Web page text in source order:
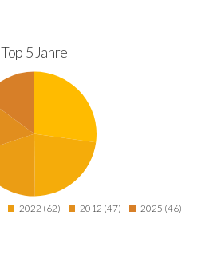
Top 5 Jahre
2022 (62) 2012 (47) 2025 (46)